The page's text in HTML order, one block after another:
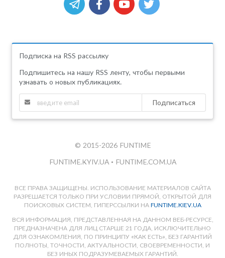
Подписка на RSS рассылку
Подпишитесь на нашу RSS ленту, чтобы первыми
узнавать о новых публикациях.
Подписаться
© 2015-2026 FUNTIME
FUNTIME.KYIV.UA • FUNTIME.COM.UA
ВСЕ ПРАВА ЗАЩИЩЕНЫ. ИСПОЛЬЗОВАНИЕ МАТЕРИАЛОВ САЙТА
РАЗРЕШАЕТСЯ ТОЛЬКО ПРИ УСЛОВИИ ПРЯМОЙ, ОТКРЫТОЙ ДЛЯ
ПОИСКОВЫХ СИСТЕМ, ГИПЕРССЫЛКИ НА FUNTIME.KIEV.UA
ВСЯ ИНФОРМАЦИЯ, ПРЕДСТАВЛЕННАЯ НА ДАННОМ ВЕБ-РЕСУРСЕ,
ПРЕДНАЗНАЧЕНА ДЛЯ ЛИЦ СТАРШЕ 21 ГОДА, ИСКЛЮЧИТЕЛЬНО
ДЛЯ ОЗНАКОМЛЕНИЯ, ПО ПРИНЦИПУ «КАК ЕСТЬ», БЕЗ ГАРАНТИЙ
ПОЛНОТЫ, ТОЧНОСТИ, АКТУАЛЬНОСТИ, СВОЕВРЕМЕННОСТИ, И
БЕЗ ИНЫХ ПОДРАЗУМЕВАЕМЫХ ГАРАНТИЙ.